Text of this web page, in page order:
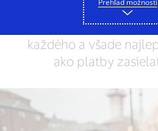
spájame ľudí s
hospodárstvom.
každého a všade
ako platby
Prehľad možností